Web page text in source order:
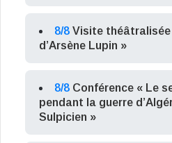
8/8 Visite théâtralisée
d’Arsène Lupin »
8/8 Conférence « Le
pendant la guerre
Sulpicien »